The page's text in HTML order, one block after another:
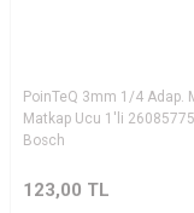
PoinTeQ 3mm 1/4 Adap.
Matkap Ucu 1'li
Bosch
123,00 TL